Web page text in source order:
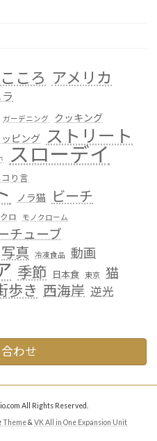
こころ アメリカ
ガーデニング クッキング
ピング ストリート
スローデイ
コり言
ノラ猫 ビーチ
ロ モノクローム
チューブ
写真 冷凍食品 動画
季節 日本食 東京 猫
歩き 西海岸 逆光
わせ
All Rights Reserved.
Theme& VK All in One Expansion Unit